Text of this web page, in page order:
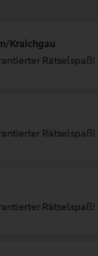
Kraichgau
Rätselspaß!
Rätselspaß!
Rätselspaß!